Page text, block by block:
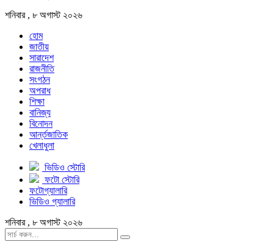
শনিবার , ৮ অগাস্ট ২০২৬
হোম
জাতীয়
সারাদেশ
রাজনীতি
সংগঠন
অপরাধ
শিক্ষা
বানিজ্য
বিনোদন
আর্ন্তজাতিক
খেলাধুলা
ভিডিও স্টোরি
ফটো স্টোরি
ফটোগ্যালারি
ভিডিও গ্যালারি
শনিবার , ৮ অগাস্ট ২০২৬